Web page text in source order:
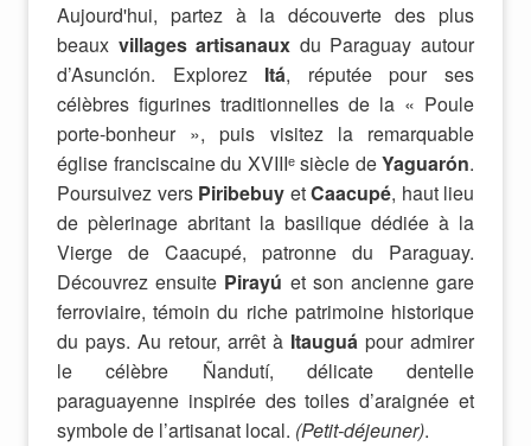
Aujourd'hui, partez à la découverte des plus
beaux villages artisanaux du Paraguay autour
d’Asunción. Explorez Itá, réputée pour ses
célèbres figurines traditionnelles de la « Poule
porte-bonheur », puis visitez la remarquable
église franciscaine du XVIIIᵉsiècle deYaguarón.
Poursuivez vers Piribebuy etCaacupé, haut lieu
de pèlerinage abritant la basilique dédiée à la
Vierge de Caacupé, patronne du Paraguay.
Découvrez ensuite Pirayú et son ancienne gare
ferroviaire, témoin du riche patrimoine historique
du pays. Au retour, arrêt à Itauguá pour admirer
le célèbre Ñandutí, délicate dentelle
paraguayenne inspirée des toiles d’araignée et
symbole de l’artisanat local. (Petit-déjeuner).